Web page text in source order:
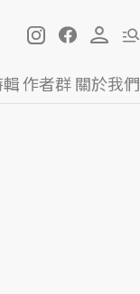
作者群關於我們